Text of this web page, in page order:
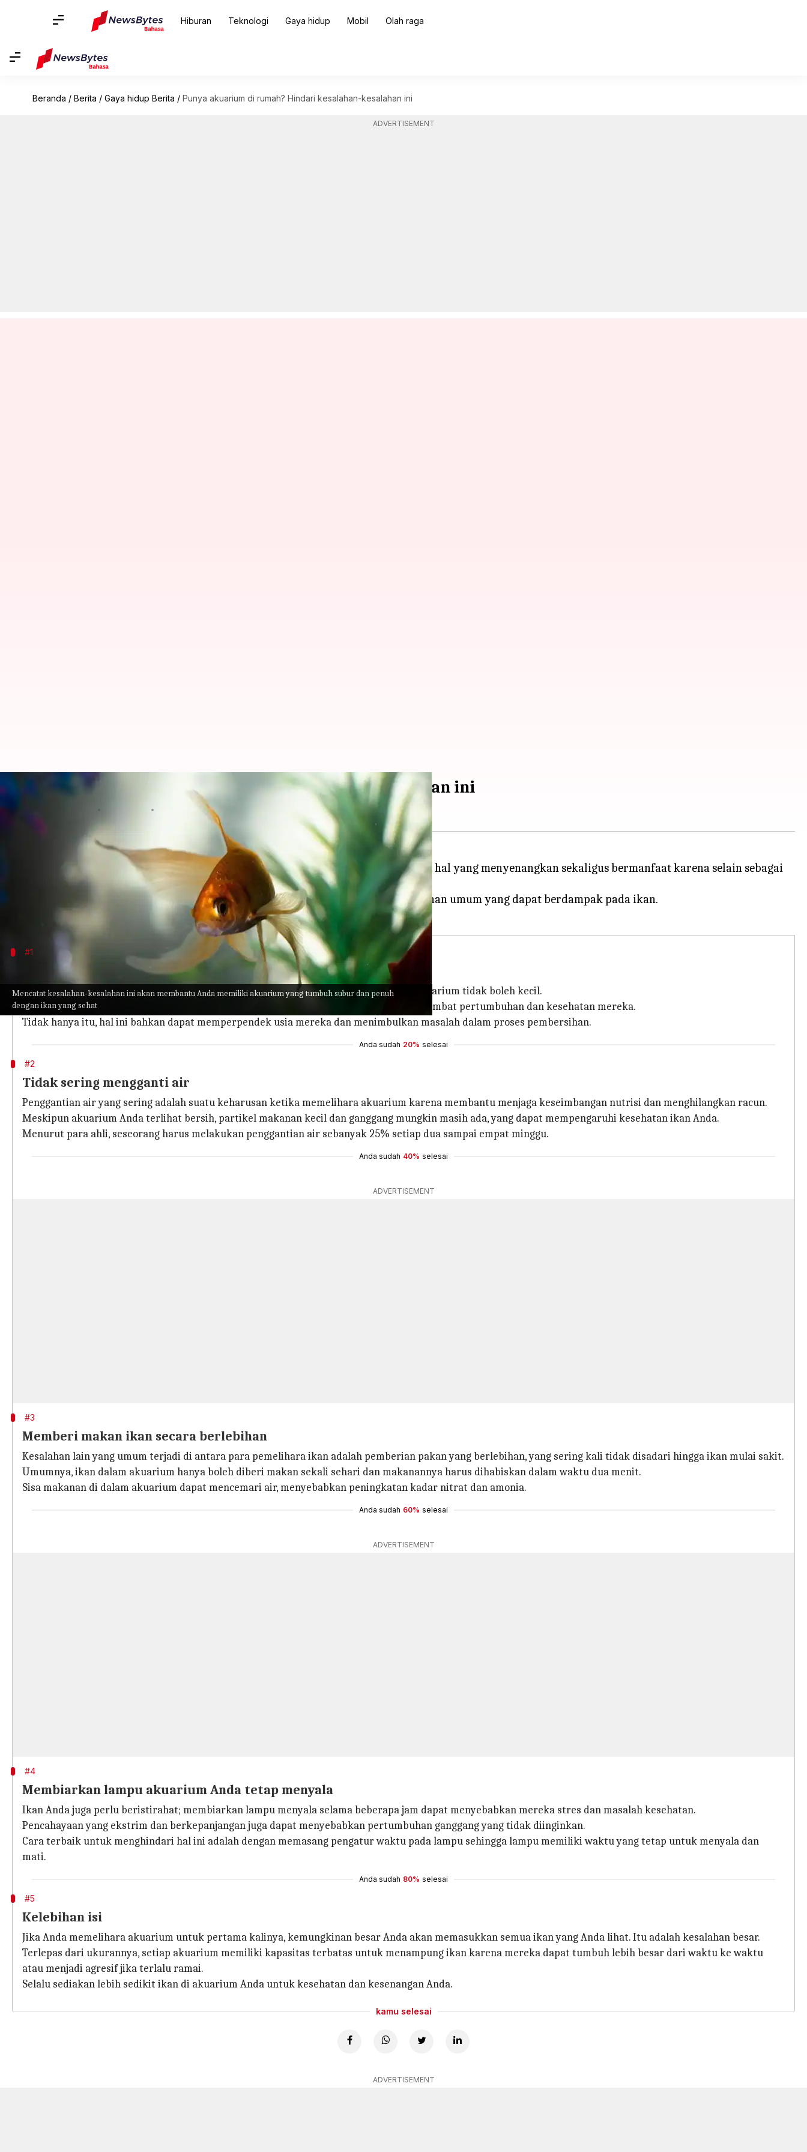
Hiburan Teknologi Gaya hidup Mobil Olah raga
Beranda / Berita / Gaya hidup Berita / Punya akuarium di rumah? Hindari kesalahan-kesalahan ini
ADVERTISEMENT
Mencatat kesalahan-kesalahan ini akan membantu Anda memiliki akuarium yang tumbuh subur dan penuh
dengan ikan yang sehat
Punya akuarium di rumah? Hindari kesalahan-kesalahan ini
Memelihara akuarium yang penuh dengan ikan-ikan cantik di rumah bisa menjadi hal yang menyenangkan sekaligus bermanfaat karena selain sebagai
pengusir stres, akuarium ini juga dapat mempercantik dekorasi rumah Anda.
Namun, dalam prosesnya, banyak orang yang akhirnya membuat beberapa kesalahan umum yang dapat berdampak pada ikan.
#1
Memilih tangki kecil
Tidak peduli apakah Anda hanya memelihara beberapa ikan atau ikan kecil, ukuran akuarium tidak boleh kecil.
Hal ini karena ikan hanya akan memiliki ruang gerak yang terbatas, yang dapat menghambat pertumbuhan dan kesehatan mereka.
Tidak hanya itu, hal ini bahkan dapat memperpendek usia mereka dan menimbulkan masalah dalam proses pembersihan.
Anda sudah 20% selesai
#2
Tidak sering mengganti air
Penggantian air yang sering adalah suatu keharusan ketika memelihara akuarium karena membantu menjaga keseimbangan nutrisi dan menghilangkan racun.
Meskipun akuarium Anda terlihat bersih, partikel makanan kecil dan ganggang mungkin masih ada, yang dapat mempengaruhi kesehatan ikan Anda.
Menurut para ahli, seseorang harus melakukan penggantian air sebanyak 25% setiap dua sampai empat minggu.
Anda sudah 40% selesai
ADVERTISEMENT
#3
Memberi makan ikan secara berlebihan
Kesalahan lain yang umum terjadi di antara para pemelihara ikan adalah pemberian pakan yang berlebihan, yang sering kali tidak disadari hingga ikan mulai sakit.
Umumnya, ikan dalam akuarium hanya boleh diberi makan sekali sehari dan makanannya harus dihabiskan dalam waktu dua menit.
Sisa makanan di dalam akuarium dapat mencemari air, menyebabkan peningkatan kadar nitrat dan amonia.
Anda sudah 60% selesai
ADVERTISEMENT
#4
Membiarkan lampu akuarium Anda tetap menyala
Ikan Anda juga perlu beristirahat; membiarkan lampu menyala selama beberapa jam dapat menyebabkan mereka stres dan masalah kesehatan.
Pencahayaan yang ekstrim dan berkepanjangan juga dapat menyebabkan pertumbuhan ganggang yang tidak diinginkan.
Cara terbaik untuk menghindari hal ini adalah dengan memasang pengatur waktu pada lampu sehingga lampu memiliki waktu yang tetap untuk menyala dan
mati.
Anda sudah 80% selesai
#5
Kelebihan isi
Jika Anda memelihara akuarium untuk pertama kalinya, kemungkinan besar Anda akan memasukkan semua ikan yang Anda lihat. Itu adalah kesalahan besar.
Terlepas dari ukurannya, setiap akuarium memiliki kapasitas terbatas untuk menampung ikan karena mereka dapat tumbuh lebih besar dari waktu ke waktu
atau menjadi agresif jika terlalu ramai.
Selalu sediakan lebih sedikit ikan di akuarium Anda untuk kesehatan dan kesenangan Anda.
kamu selesai
ADVERTISEMENT